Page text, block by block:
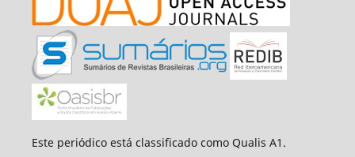
Este periódico está classificado como Qualis A1.